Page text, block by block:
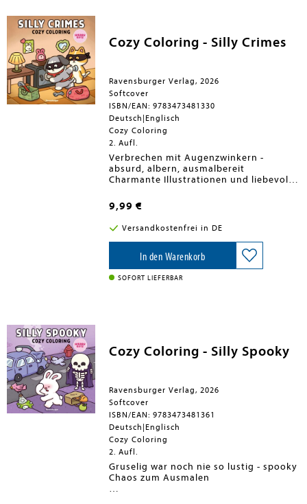
Cozy Coloring - Silly Crimes
Ravensburger Verlag, 2026
Softcover
ISBN/EAN: 9783473481330
Deutsch|Englisch
Cozy Coloring
2. Aufl.
Verbrechen mit Augenzwinkern -
absurd, albern, ausmalbereit
Charmante Illustrationen und liebevolle
Abschalten ein. Dieses lustige Malbuch
für Teenager und Erwachsene zeigt
absurde Alltagsszenen mit charmanten
Chaoten - perfekt für kreative
Entspannung und Stressabbau.
9,99 €
Versandkostenfrei in DE
In den Warenkorb
SOFORT LIEFERBAR
Cozy Coloring - Silly Spooky
Ravensburger Verlag, 2026
Softcover
ISBN/EAN: 9783473481361
Deutsch|Englisch
Cozy Coloring
2. Aufl.
Gruselig war noch nie so lustig - spooky
Chaos zum Ausmalen